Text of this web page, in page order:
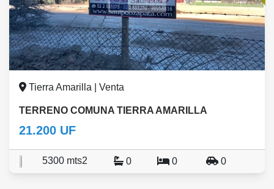
Tierra Amarilla | Venta
TERRENO COMUNA TIERRA AMARILLA
21.200 UF
5300 mts2 0 0 0